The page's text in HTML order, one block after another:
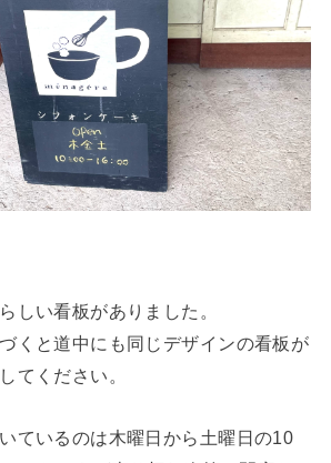
しい看板がありました。
くと道中にも同じデザインの看板が
てください。
ているのは木曜日から土曜日の10